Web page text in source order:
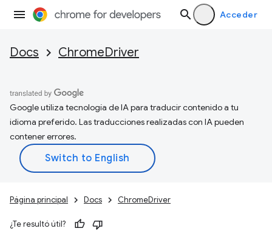
Acceder
Docs ChromeDriver
Google utiliza tecnología de IA para traducir contenido a tu
idioma preferido. Las traducciones realizadas con IA pueden
contener errores.
Página principal Docs ChromeDriver
¿Te resultó útil?